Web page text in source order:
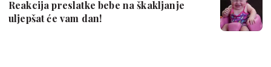
Reakcija preslatke bebe na škakljanje
uljepšat će vam dan!